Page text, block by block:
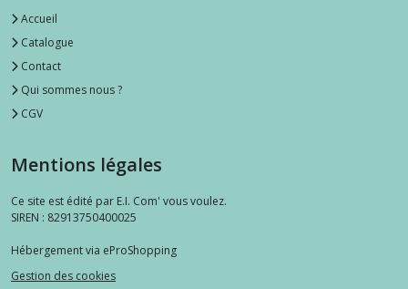
Accueil
Catalogue
Contact
Qui sommes nous ?
CGV
Mentions légales
Ce site est édité par E.I. Com' vous voulez.
SIREN : 82913750400025
Hébergement via eProShopping
Gestion des cookies